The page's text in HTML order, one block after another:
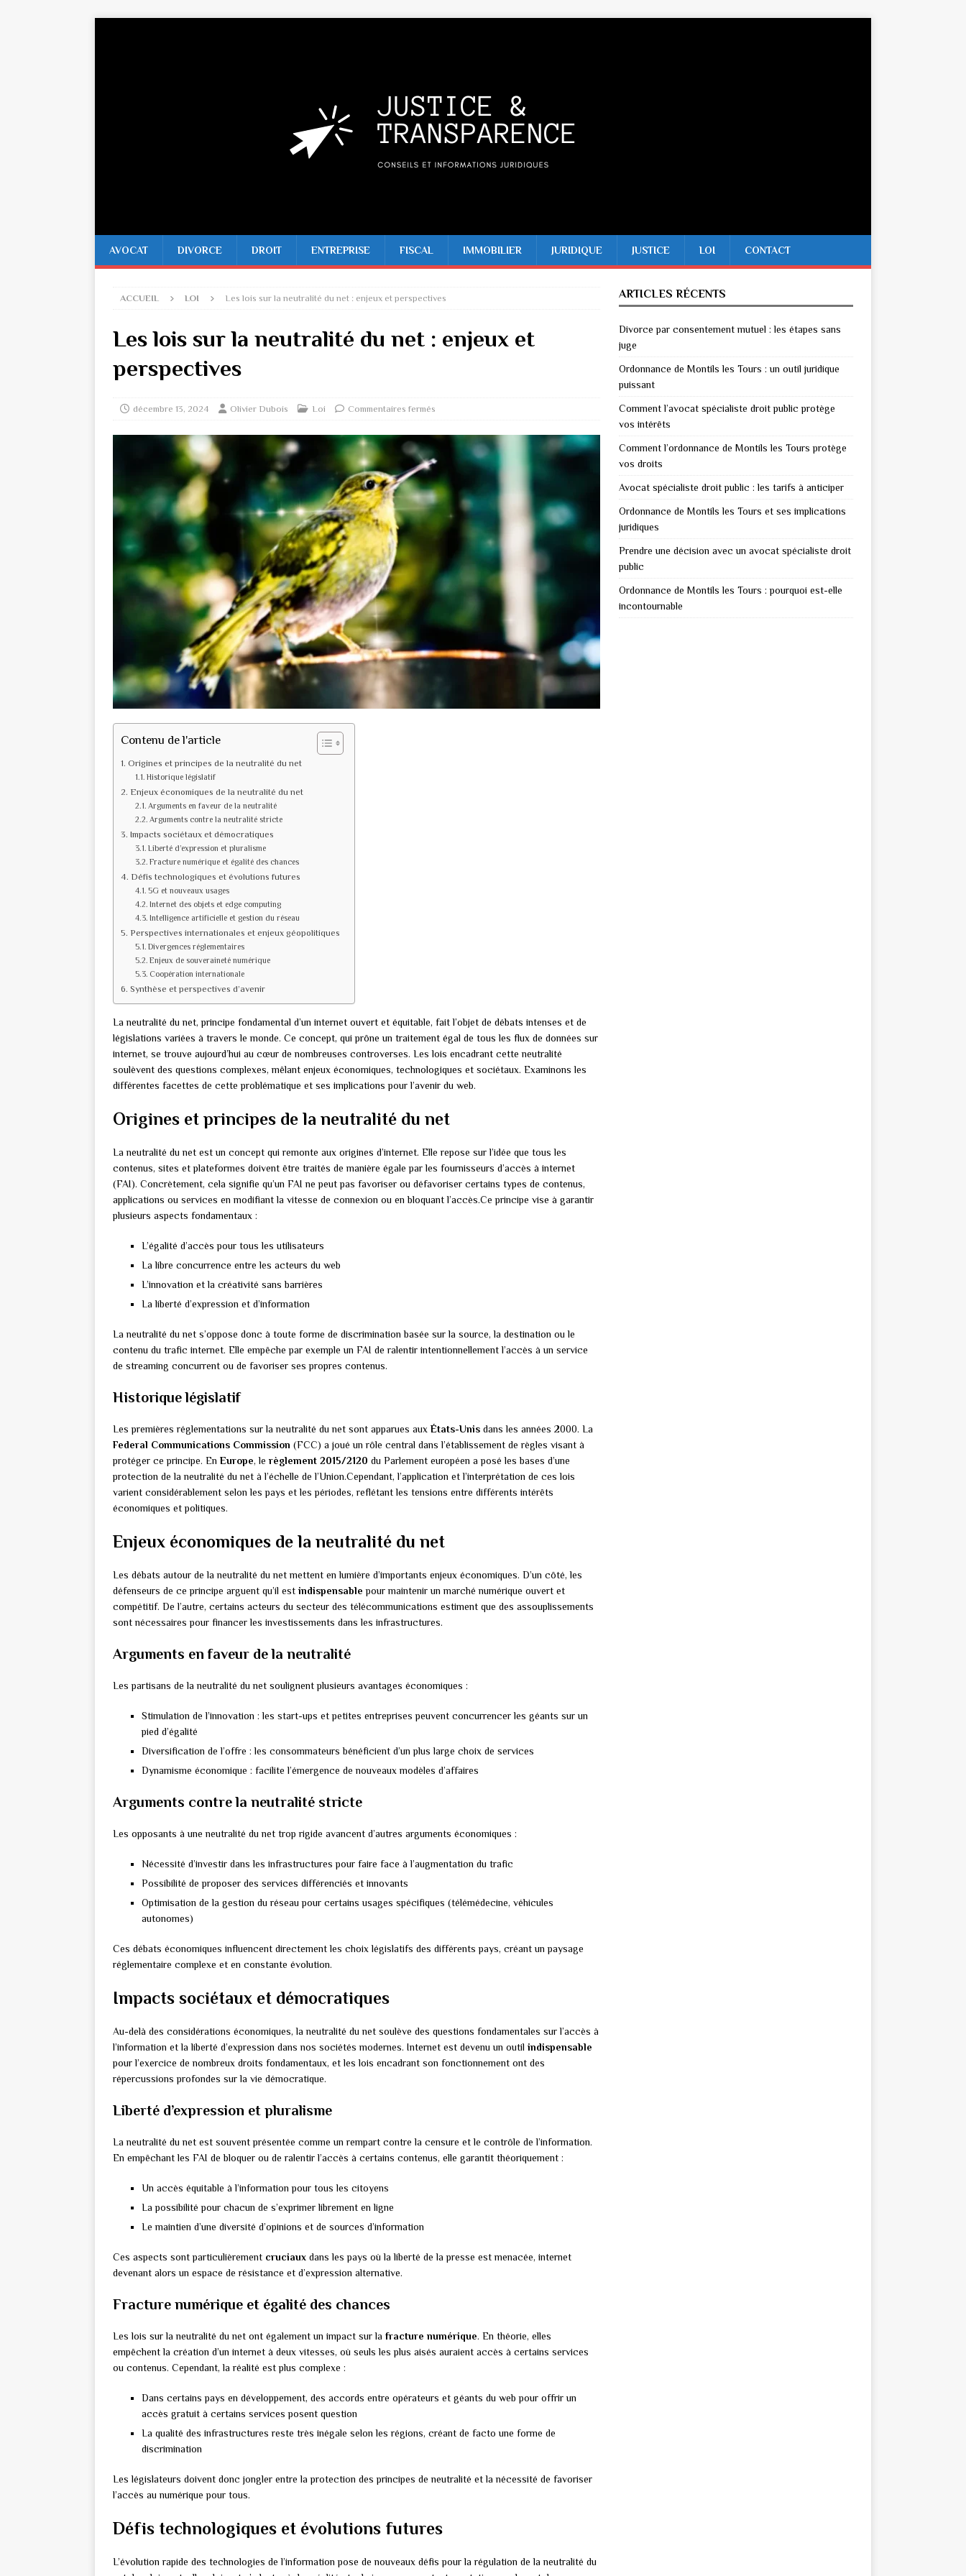
AVOCAT DIVORCE DROIT ENTREPRISE FISCAL IMMOBILIER JURIDIQUE JUSTICE LOI CONTACT
ACCUEIL LOI Les lois sur la neutralité du net : enjeux et perspectives
Les lois sur la neutralité du net : enjeux et
perspectives
décembre 13, 2024 Olivier Dubois Loi Commentaires fermés
Contenu de l'article
Origines et principes de la neutralité du net
Historique législatif
Enjeux économiques de la neutralité du net
Arguments en faveur de la neutralité
Arguments contre la neutralité stricte
Impacts sociétaux et démocratiques
Liberté d’expression et pluralisme
Fracture numérique et égalité des chances
Défis technologiques et évolutions futures
5G et nouveaux usages
Internet des objets et edge computing
Intelligence artificielle et gestion du réseau
Perspectives internationales et enjeux géopolitiques
Divergences réglementaires
Enjeux de souveraineté numérique
Coopération internationale
Synthèse et perspectives d’avenir
La neutralité du net, principe fondamental d’un internet ouvert et équitable, fait l’objet de débats intenses et de
législations variées à travers le monde. Ce concept, qui prône un traitement égal de tous les flux de données sur
internet, se trouve aujourd’hui au cœur de nombreuses controverses. Les lois encadrant cette neutralité
soulèvent des questions complexes, mêlant enjeux économiques, technologiques et sociétaux. Examinons les
différentes facettes de cette problématique et ses implications pour l’avenir du web.
Origines et principes de la neutralité du net
La neutralité du net est un concept qui remonte aux origines d’internet. Elle repose sur l’idée que tous les
contenus, sites et plateformes doivent être traités de manière égale par les fournisseurs d’accès à internet
(FAI). Concrètement, cela signifie qu’un FAI ne peut pas favoriser ou défavoriser certains types de contenus,
applications ou services en modifiant la vitesse de connexion ou en bloquant l’accès.Ce principe vise à garantir
plusieurs aspects fondamentaux :
L’égalité d’accès pour tous les utilisateurs
La libre concurrence entre les acteurs du web
L’innovation et la créativité sans barrières
La liberté d’expression et d’information
La neutralité du net s’oppose donc à toute forme de discrimination basée sur la source, la destination ou le
contenu du trafic internet. Elle empêche par exemple un FAI de ralentir intentionnellement l’accès à un service
de streaming concurrent ou de favoriser ses propres contenus.
Historique législatif
Les premières réglementations sur la neutralité du net sont apparues aux États-Unis dans les années 2000. La
Federal Communications Commission (FCC) a joué un rôle central dans l’établissement de règles visant à
protéger ce principe. En Europe, le règlement 2015/2120 du Parlement européen a posé les bases d’une
protection de la neutralité du net à l’échelle de l’Union.Cependant, l’application et l’interprétation de ces lois
varient considérablement selon les pays et les périodes, reflétant les tensions entre différents intérêts
économiques et politiques.
Enjeux économiques de la neutralité du net
Les débats autour de la neutralité du net mettent en lumière d’importants enjeux économiques. D’un côté, les
défenseurs de ce principe arguent qu’il est indispensable pour maintenir un marché numérique ouvert et
compétitif. De l’autre, certains acteurs du secteur des télécommunications estiment que des assouplissements
sont nécessaires pour financer les investissements dans les infrastructures.
Arguments en faveur de la neutralité
Les partisans de la neutralité du net soulignent plusieurs avantages économiques :
Stimulation de l’innovation : les start-ups et petites entreprises peuvent concurrencer les géants sur un
pied d’égalité
Diversification de l’offre : les consommateurs bénéficient d’un plus large choix de services
Dynamisme économique : facilite l’émergence de nouveaux modèles d’affaires
Arguments contre la neutralité stricte
Les opposants à une neutralité du net trop rigide avancent d’autres arguments économiques :
Nécessité d’investir dans les infrastructures pour faire face à l’augmentation du trafic
Possibilité de proposer des services différenciés et innovants
Optimisation de la gestion du réseau pour certains usages spécifiques (télémédecine, véhicules
autonomes)
Ces débats économiques influencent directement les choix législatifs des différents pays, créant un paysage
réglementaire complexe et en constante évolution.
Impacts sociétaux et démocratiques
Au-delà des considérations économiques, la neutralité du net soulève des questions fondamentales sur l’accès à
l’information et la liberté d’expression dans nos sociétés modernes. Internet est devenu un outil indispensable
pour l’exercice de nombreux droits fondamentaux, et les lois encadrant son fonctionnement ont des
répercussions profondes sur la vie démocratique.
Liberté d’expression et pluralisme
La neutralité du net est souvent présentée comme un rempart contre la censure et le contrôle de l’information.
En empêchant les FAI de bloquer ou de ralentir l’accès à certains contenus, elle garantit théoriquement :
Un accès équitable à l’information pour tous les citoyens
La possibilité pour chacun de s’exprimer librement en ligne
Le maintien d’une diversité d’opinions et de sources d’information
Ces aspects sont particulièrement cruciaux dans les pays où la liberté de la presse est menacée, internet
devenant alors un espace de résistance et d’expression alternative.
Fracture numérique et égalité des chances
Les lois sur la neutralité du net ont également un impact sur la fracture numérique. En théorie, elles
empêchent la création d’un internet à deux vitesses, où seuls les plus aisés auraient accès à certains services
ou contenus. Cependant, la réalité est plus complexe :
Dans certains pays en développement, des accords entre opérateurs et géants du web pour offrir un
accès gratuit à certains services posent question
La qualité des infrastructures reste très inégale selon les régions, créant de facto une forme de
discrimination
Les législateurs doivent donc jongler entre la protection des principes de neutralité et la nécessité de favoriser
l’accès au numérique pour tous.
Défis technologiques et évolutions futures
L’évolution rapide des technologies de l’information pose de nouveaux défis pour la régulation de la neutralité du
ARTICLES RÉCENTS
Divorce par consentement mutuel : les étapes sans
juge
Ordonnance de Montils les Tours : un outil juridique
puissant
Comment l’avocat spécialiste droit public protège
vos intérêts
Comment l’ordonnance de Montils les Tours protège
vos droits
Avocat spécialiste droit public : les tarifs à anticiper
Ordonnance de Montils les Tours et ses implications
juridiques
Prendre une décision avec un avocat spécialiste droit
public
Ordonnance de Montils les Tours : pourquoi est-elle
incontournable